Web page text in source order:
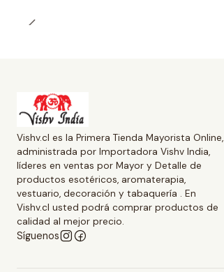
Vishv.cl es la Primera Tienda Mayorista Online,
administrada por Importadora Vishv India,
líderes en ventas por Mayor y Detalle de
productos esotéricos, aromaterapia,
vestuario, decoración y tabaquería . En
Vishv.cl usted podrá comprar productos de
calidad al mejor precio.
Síguenos